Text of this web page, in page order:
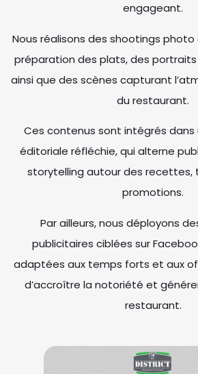
engageant.
Nous réalisons des shootings
préparation des plats, des
ainsi que des scènes capturant
du restaurant.
Ces contenus sont intégrés
éditoriale réfléchie, qui alterne
storytelling autour des recettes,
promotions.
Par ailleurs, nous déployons
publicitaires ciblées sur
adaptées aux temps forts et aux
d’accroître la notoriété et
restaurant.